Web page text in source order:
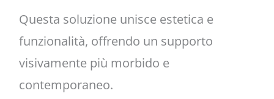
Questa soluzione unisce estetica e
funzionalità, offrendo un supporto
visivamente più morbido e
contemporaneo.